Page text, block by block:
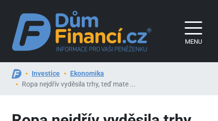
MENU
Investice
Ekonomika
Ropa nejdřív vyděsila trhy, teď mate ...